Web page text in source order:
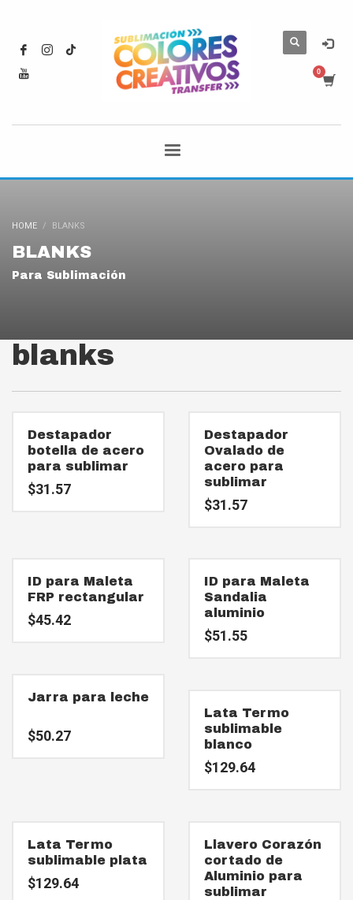
HOME BLANKS
BLANKS
Para Sublimación
blanks
Destapador
botella de acero
para sublimar
$31.57
Destapador
Ovalado de
acero para
sublimar
$31.57
ID para Maleta
FRP rectangular
$45.42
ID para Maleta
Sandalia
aluminio
$51.55
Jarra para leche
$50.27
Lata Termo
sublimable
blanco
$129.64
Lata Termo
sublimable plata
$129.64
Llavero Corazón
cortado de
Aluminio para
sublimar